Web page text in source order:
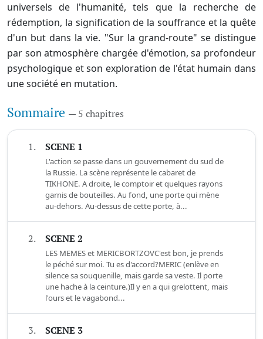
universels de l'humanité, tels que la recherche de
rédemption, la signification de la souffrance et la quête
d'un but dans la vie. "Sur la grand-route" se distingue
par son atmosphère chargée d'émotion, sa profondeur
psychologique et son exploration de l'état humain dans
une société en mutation.
Sommaire — 5 chapitres
1. SCENE 1
L'action se passe dans un gouvernement du sud de
la Russie. La scène représente le cabaret de
TIKHONE. A droite, le comptoir et quelques rayons
garnis de bouteilles. Au fond, une porte qui mène
au-dehors. Au-dessus de cette porte, à...
2. SCENE 2
LES MEMES et MERICBORTZOVC'est bon, je prends
le péché sur moi. Tu es d'accord?MERIC (enlève en
silence sa souquenille, mais garde sa veste. Il porte
une hache à la ceinture.)Il y en a qui grelottent, mais
l'ours et le vagabond...
3. SCENE 3